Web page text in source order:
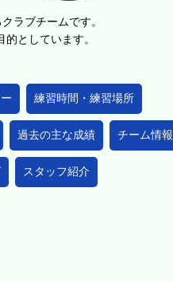
ラブチームです。
的としています。
練習時間・練習場所
過去の主な成績 チーム情報
スタッフ紹介